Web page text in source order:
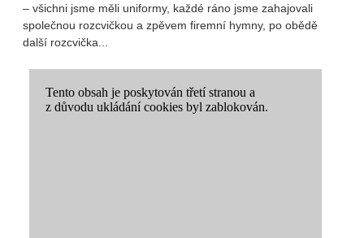
– všichni jsme měli uniformy, každé ráno jsme zahajovali
společnou rozcvičkou a zpěvem firemní hymny, po obědě
další rozcvička...